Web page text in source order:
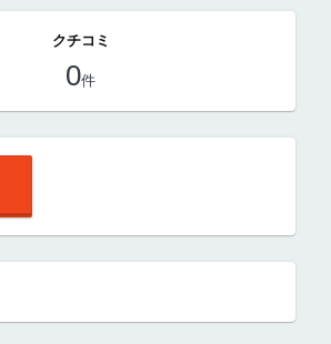
クチコミ
0件